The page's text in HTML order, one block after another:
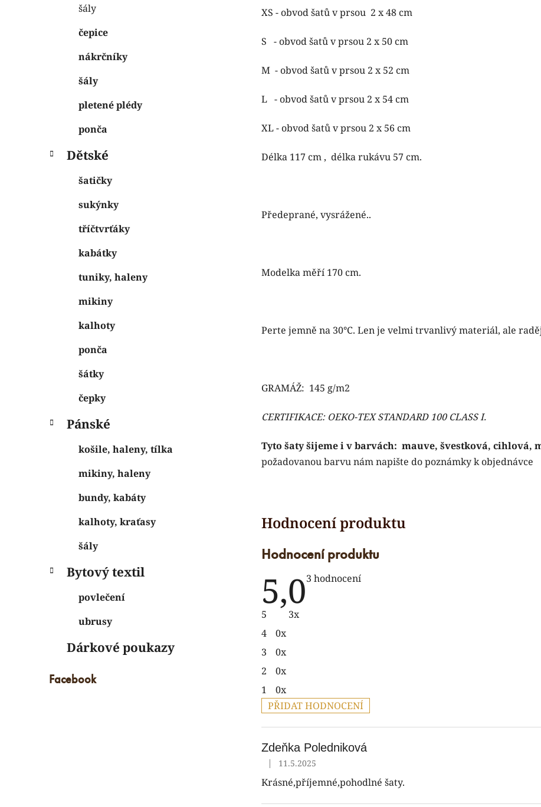
šály
čepice
nákrčníky
šály
pletené plédy
ponča
Dětské
šatičky
sukýnky
tříčtvrťáky
kabátky
tuniky, haleny
mikiny
kalhoty
ponča
šátky
čepky
Pánské
košile, haleny, tílka
mikiny, haleny
bundy, kabáty
kalhoty, kraťasy
šály
Bytový textil
povlečení
ubrusy
Dárkové poukazy
Facebook
XS - obvod šatů v prsou 2 x 48 cm
S -obvod šatů v prsou 2 x 50 cm
M - obvod šatů v prsou 2 x 52 cm
L - obvod šatů v prsou 2 x 54 cm
XL - obvod šatů v prsou 2 x 56 cm
Délka 117 cm , délka rukávu 57 cm.
Předeprané, vysrážené..
Modelka měří 170 cm.
Perte jemně na 30°C. Len je velmi trvanlivý materiál, ale
GRAMÁŽ: 145 g/m2
CERTIFIKACE: OEKO-TEX STANDARD 100 CLASS I.
Tyto šaty šijeme i v barvách: mauve, švestková, cihlová,
požadovanou barvu nám napište do poznámky k objednávce
Hodnocení produktu
5,0Průměrné
hodnocení
3 hodnocení
5
3x
4
0x
3
0x
2
0x
1
0x
PŘIDAT HODNOCENÍ
ý
p
h
Zdeňka Poledniková
Hodnocení produktu je 5 z 5 hvězdiček.
| 11.5.2025
Krásné,příjemné,pohodlné šaty.